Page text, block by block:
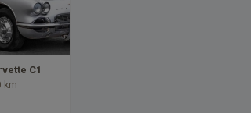
C1
km